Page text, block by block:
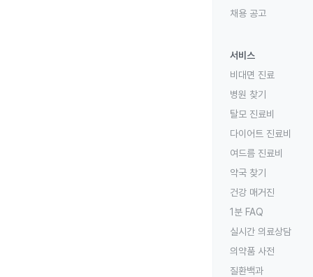
채용 공고
서비스
비대면 진료
병원 찾기
탈모 진료비
다이어트 진료비
여드름 진료비
약국 찾기
건강 매거진
1분 FAQ
실시간 의료상담
의약품 사전
질환백과